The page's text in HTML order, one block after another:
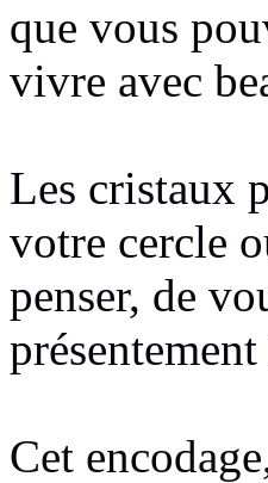
que vous
vivre avec
Les cristaux
votre cercle
penser, de
Cet